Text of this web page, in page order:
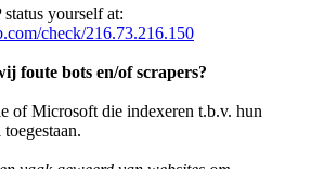
yourself at:
check/216.73.216.150
foute bots en/of scrapers?
of Microsoft die indexeren t.b.v. hun